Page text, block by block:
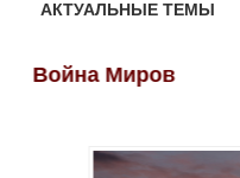
АКТУАЛЬНЫЕ ТЕМЫ
Война Миров